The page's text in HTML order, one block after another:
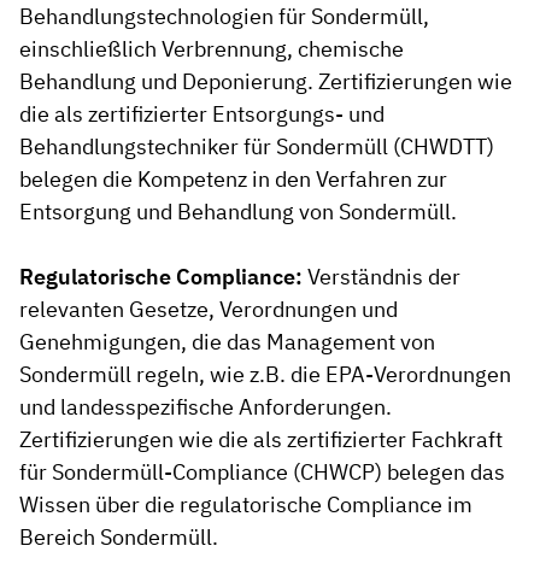
Behandlungstechnologien für Sondermüll,
einschließlich Verbrennung, chemische
Behandlung und Deponierung. Zertifizierungen wie
die als zertifizierter Entsorgungs- und
Behandlungstechniker für Sondermüll (CHWDTT)
belegen die Kompetenz in den Verfahren zur
Entsorgung und Behandlung von Sondermüll.
Regulatorische Compliance: Verständnis der
relevanten Gesetze, Verordnungen und
Genehmigungen, die das Management von
Sondermüll regeln, wie z.B. die EPA-Verordnungen
und landesspezifische Anforderungen.
Zertifizierungen wie die als zertifizierter Fachkraft
für Sondermüll-Compliance (CHWCP) belegen das
Wissen über die regulatorische Compliance im
Bereich Sondermüll.